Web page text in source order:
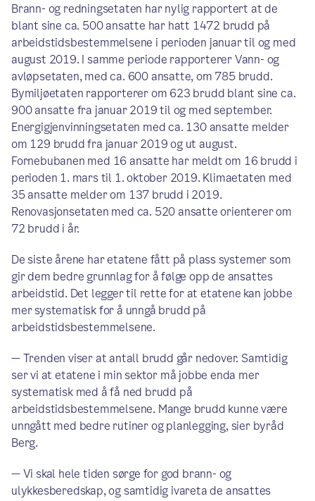
Brann- og redningsetaten har nylig rapportert at de
blant sine ca. 500 ansatte har hatt 1472 brudd på
arbeidstidsbestemmelsene i perioden januar til og med
august 2019. I samme periode rapporterer Vann- og
avløpsetaten, med ca. 600 ansatte, om 785 brudd.
Bymiljøetaten rapporterer om 623 brudd blant sine ca.
900 ansatte fra januar 2019 til og med september.
Energigjenvinningsetaten med ca. 130 ansatte melder
om 129 brudd fra januar 2019 og ut august.
Fornebubanen med 16 ansatte har meldt om 16 brudd i
perioden 1. mars til 1. oktober 2019. Klimaetaten med
35 ansatte melder om 137 brudd i 2019.
Renovasjonsetaten med ca. 520 ansatte orienterer om
72 brudd i år.
De siste årene har etatene fått på plass systemer som
gir dem bedre grunnlag for å følge opp de ansattes
arbeidstid. Det legger til rette for at etatene kan jobbe
mer systematisk for å unngå brudd på
arbeidstidsbestemmelsene.
— Trenden viser at antall brudd går nedover. Samtidig
ser vi at etatene i min sektor må jobbe enda mer
systematisk med å få ned brudd på
arbeidstidsbestemmelsene. Mange brudd kunne være
unngått med bedre rutiner og planlegging, sier byråd
Berg.
— Vi skal hele tiden sørge for god brann- og
ulykkesberedskap, og samtidig ivareta de ansattes